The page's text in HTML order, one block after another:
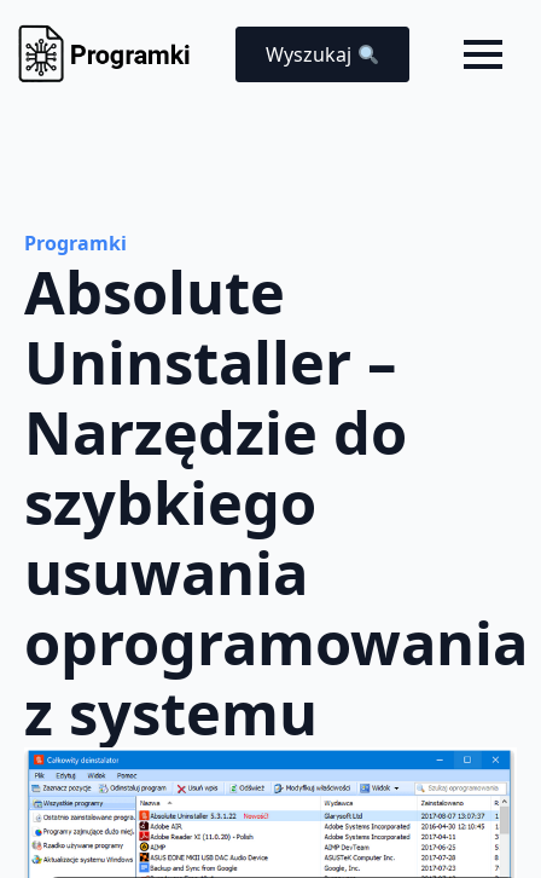
Wyszukaj
Programki
Absolute
Uninstaller –
Narzędzie do
szybkiego
usuwania
oprogramowania
z systemu